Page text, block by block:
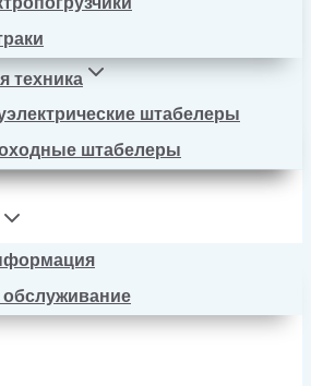
техника
штабелеры
штабелеры
обслуживание